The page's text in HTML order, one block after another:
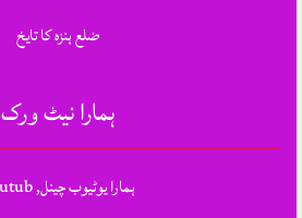
ضلع ہنزہ کا تایخ
ہمارا نیٹ ورک
ہمارا یوٹیوب چینل, Youtub